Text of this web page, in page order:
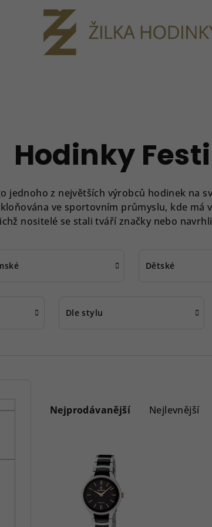
Hodinky
jednoho z největších výrobců hodinek na
ve sportovním průmyslu, kde má
nositelé se stali tváří značky nebo
Dětské
Dle stylu
a
Nejprodávanější Nejlevnější